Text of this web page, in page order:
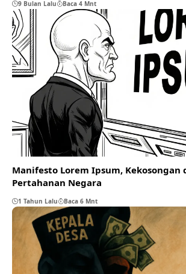
9 Bulan Lalu Baca 4 Mnt
Manifesto Lorem Ipsum, Kekosongan
Pertahanan Negara
1 Tahun Lalu Baca 6 Mnt